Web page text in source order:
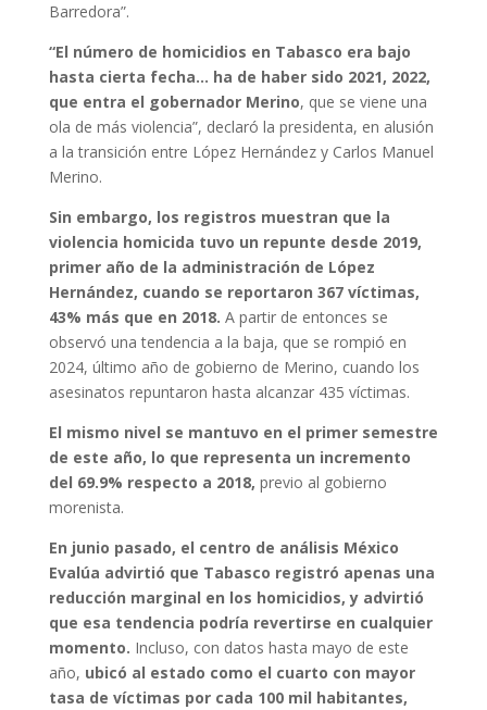
Barredora”.
“El número de homicidios en Tabasco era bajo
hasta cierta fecha… ha de haber sido 2021, 2022,
que entra el gobernador Merino, que se viene una
ola de más violencia”, declaró la presidenta, en alusión
a la transición entre López Hernández y Carlos Manuel
Merino.
Sin embargo, los registros muestran que la
violencia homicida tuvo un repunte desde 2019,
primer año de la administración de López
Hernández, cuando se reportaron 367 víctimas,
43% más que en 2018. A partir de entonces se
observó una tendencia a la baja, que se rompió en
2024, último año de gobierno de Merino, cuando los
asesinatos repuntaron hasta alcanzar 435 víctimas.
El mismo nivel se mantuvo en el primer semestre
de este año, lo que representa un incremento
del 69.9% respecto a 2018, previo al gobierno
morenista.
En junio pasado, el centro de análisis México
Evalúa advirtió que Tabasco registró apenas una
reducción marginal en los homicidios, y advirtió
que esa tendencia podría revertirse en cualquier
momento. Incluso, con datos hasta mayo de este
año, ubicó al estado como el cuarto con mayor
tasa de víctimas por cada 100 mil habitantes,